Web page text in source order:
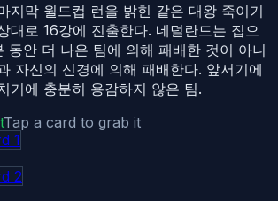
지막 월드컵 런을 밝힌 같은 대왕 죽이기
대로 16강에 진출한다. 네덜란드는 집으
동안 더 나은 팀에 의해 패배한 것이 아니
자신의 신경에 의해 패배한다. 앞서기에
기에 충분히 용감하지 않은 팀.
Tap a card to grab it